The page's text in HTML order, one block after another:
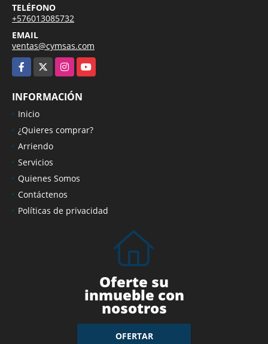
TELÉFONO
+576013085732
EMAIL
ventas@cymsas.com
Facebook
InstagramYouTube
INFORMACIÓN
Inicio
¿Quieres comprar?
Arriendo
Servicios
Quienes Somos
Contáctenos
Políticas de privacidad
Oferte su
inmueble con
nosotros
OFERTAR